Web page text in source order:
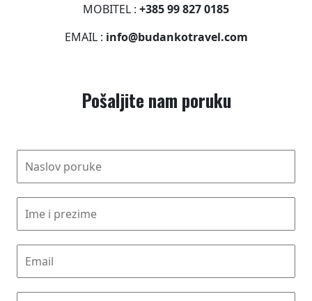
MOBITEL : +385 99 827 0185
EMAIL : info@budankotravel.com
Pošaljite nam poruku